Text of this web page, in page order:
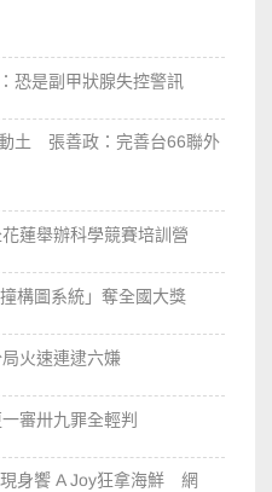
恐是副甲狀腺失控警訊
土 張善政：完善台66聯外
蓮舉辦科學競賽培訓營
構圖系統」奪全國大獎
火速連逮六嫌
審卅九罪全輕判
身饗 A Joy狂拿海鮮 網